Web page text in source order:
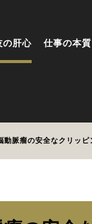
の肝心 仕事の本質
動脈瘤の安全なクリッ